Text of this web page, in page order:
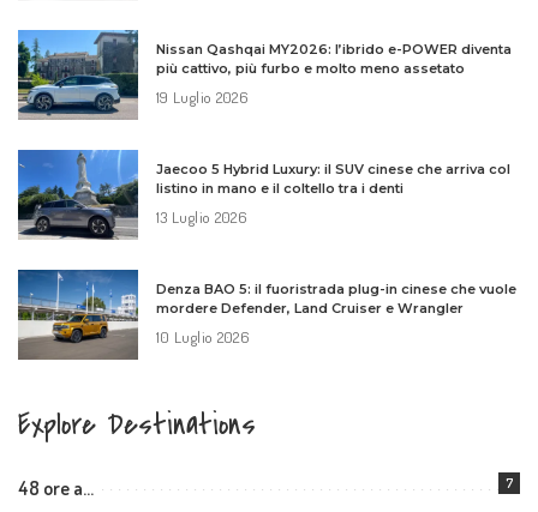
Nissan Qashqai MY2026: l’ibrido e-POWER diventa
più cattivo, più furbo e molto meno assetato
19 Luglio 2026
Jaecoo 5 Hybrid Luxury: il SUV cinese che arriva col
listino in mano e il coltello tra i denti
13 Luglio 2026
Denza BAO 5: il fuoristrada plug-in cinese che vuole
mordere Defender, Land Cruiser e Wrangler
10 Luglio 2026
Explore Destinations
48 ore a… 7